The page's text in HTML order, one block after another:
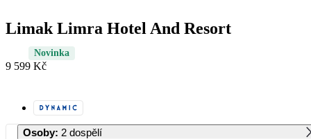
Limak Limra Hotel And Resort
Novinka
9 599 Kč
Osoby: 2 dospělí